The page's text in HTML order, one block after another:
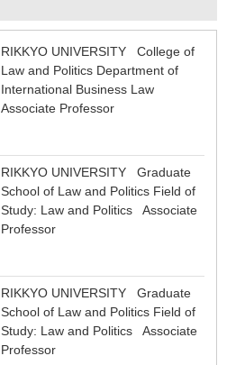
RIKKYO UNIVERSITY College of
Law and Politics Department of
International Business Law
Associate Professor
RIKKYO UNIVERSITY Graduate
School of Law and Politics Field of
Study: Law and Politics Associate
Professor
RIKKYO UNIVERSITY Graduate
School of Law and Politics Field of
Study: Law and Politics Associate
Professor